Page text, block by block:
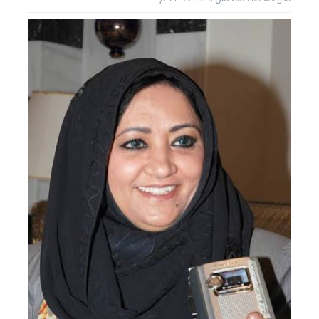
نقل عفش المنطقه العاشره 50636444 فك وتركيب ...
الإثنين 02 سبتمبر 2024 05:02 م